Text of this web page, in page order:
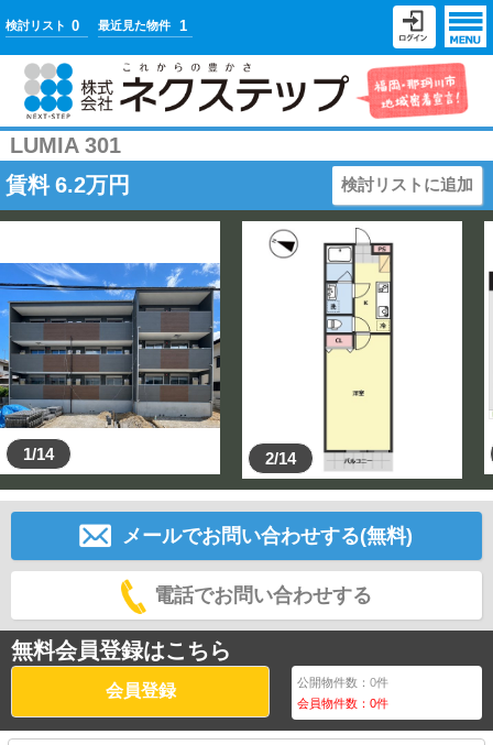
検討リスト 0 最近見た物件 1
LUMIA 301
賃料 6.2万円 検討リストに追加
1/14 2/14
メールでお問い合わせする(無料)
電話でお問い合わせする
無料会員登録はこちら
会員登録 公開物件数：0件
会員物件数：0件